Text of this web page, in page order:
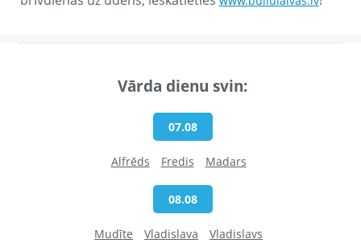
Vārda dienu svin:
07.08
Alfrēds Fredis Madars
08.08
Mudīte Vladislava Vladislavs